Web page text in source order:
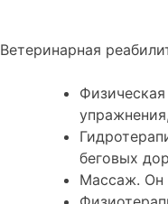
Ветеринарная
беговых
Массаж. Он